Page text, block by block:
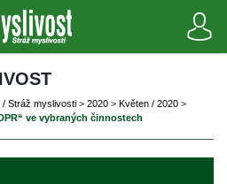
/ Stráž myslivosti > 2020 > Květen / 2020 >
ve vybraných činnostech